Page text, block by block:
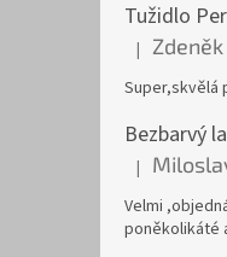
Hodnocení
|
Super,skvělá
Bezbarvý
Hodnocení
|
Velmi
poněkolikáté